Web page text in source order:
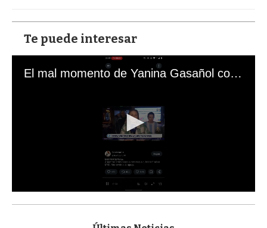
Te puede interesar
El mal momento de Yanina Gasañol con un hincha argentino en "Subrayado"
s